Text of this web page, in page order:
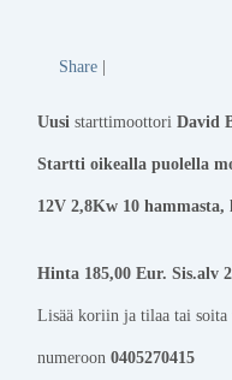
Share
Uusi starttimoottori David
Startti oikealla puolella
12V 2,8Kw 10 hammasta,
Hinta 185,00 Eur. Sis.alv
Lisää koriin ja tilaa tai soita
numeroon 0405270415